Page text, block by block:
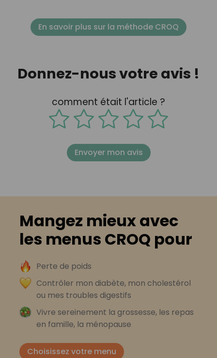
En savoir plus sur la méthode CROQ
Donnez-nous votre avis !
comment était l'article ?
Envoyer mon avis
Mangez mieux avec
les menus CROQ pour
Perte de poids
Contrôler mon diabète, mon cholestérol
ou mes troubles digestifs
Vivre sereinement la grossesse, les repas
en famille, la ménopause
Choisissez votre menu